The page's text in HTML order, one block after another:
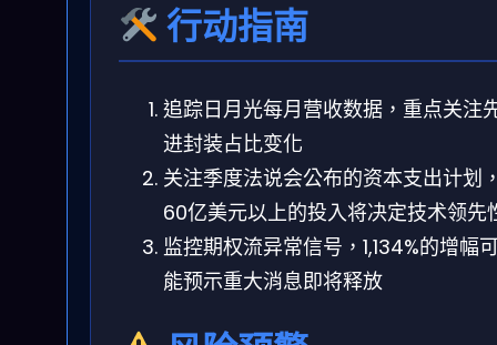
行动指南
追踪日月光每月营收数据，重点关注
进封装占比变化
关注季度法说会公布的资本支出计划
60亿美元以上的投入将决定技术领先
监控期权流异常信号，1,134%的增幅
能预示重大消息即将释放